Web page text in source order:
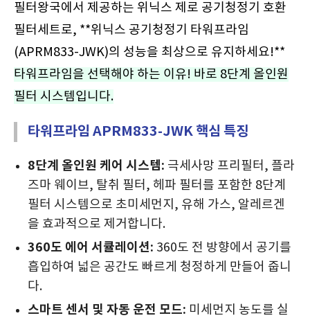
필터왕국에서 제공하는 위닉스 제로 공기청정기 호환
필터세트로, **위닉스 공기청정기 타워프라임
(APRM833-JWK)의 성능을 최상으로 유지하세요!**
타워프라임을 선택해야 하는 이유! 바로 8단계 올인원
필터 시스템입니다.
타워프라임 APRM833-JWK 핵심 특징
8단계 올인원 케어 시스템: 극세사망 프리필터, 플라
즈마 웨이브, 탈취 필터, 헤파 필터를 포함한 8단계
필터 시스템으로 초미세먼지, 유해 가스, 알레르겐
을 효과적으로 제거합니다.
360도 에어 서큘레이션: 360도 전 방향에서 공기를
흡입하여 넓은 공간도 빠르게 청정하게 만들어 줍니
다.
스마트 센서 및 자동 운전 모드: 미세먼지 농도를 실